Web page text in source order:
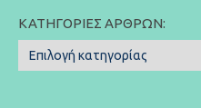
ΚΑΤΗΓΟΡΊΕΣ ΆΡΘΡΩΝ:
Κατηγορίες
Άρθρων: